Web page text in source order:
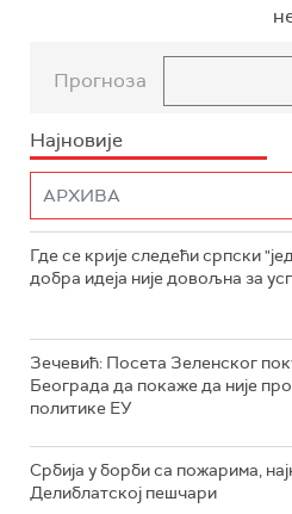
Прогноза
Најновије
Где се крије следећи српски
добра идеја није довољна за
Зечевић: Посета Зеленског
Београда да покаже да није
политике ЕУ
Србија у борби са пожарима,
Делиблатској пешчари